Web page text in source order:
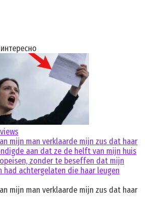
mijn man verklaarde mijn zus dat haar
aan dat ze de helft van mijn huis
zonder te beseffen dat mijn
had achtergelaten die haar leugen
mijn man verklaarde mijn zus dat haar